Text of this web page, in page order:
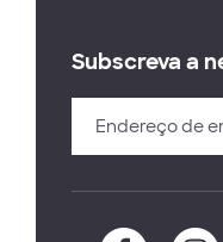
Subscreva a